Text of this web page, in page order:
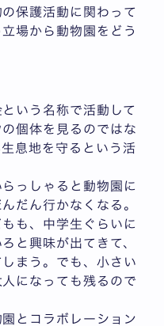
保護活動に関わって
場から動物園をどう
いう名称で活動して
個体を見るのではな
息地を守るという活
っしゃると動物園に
だん行かなくなる。
も、中学生ぐらいに
と興味が出てきて、
まう。でも、小さい
になっても残るので
とコラボレーション